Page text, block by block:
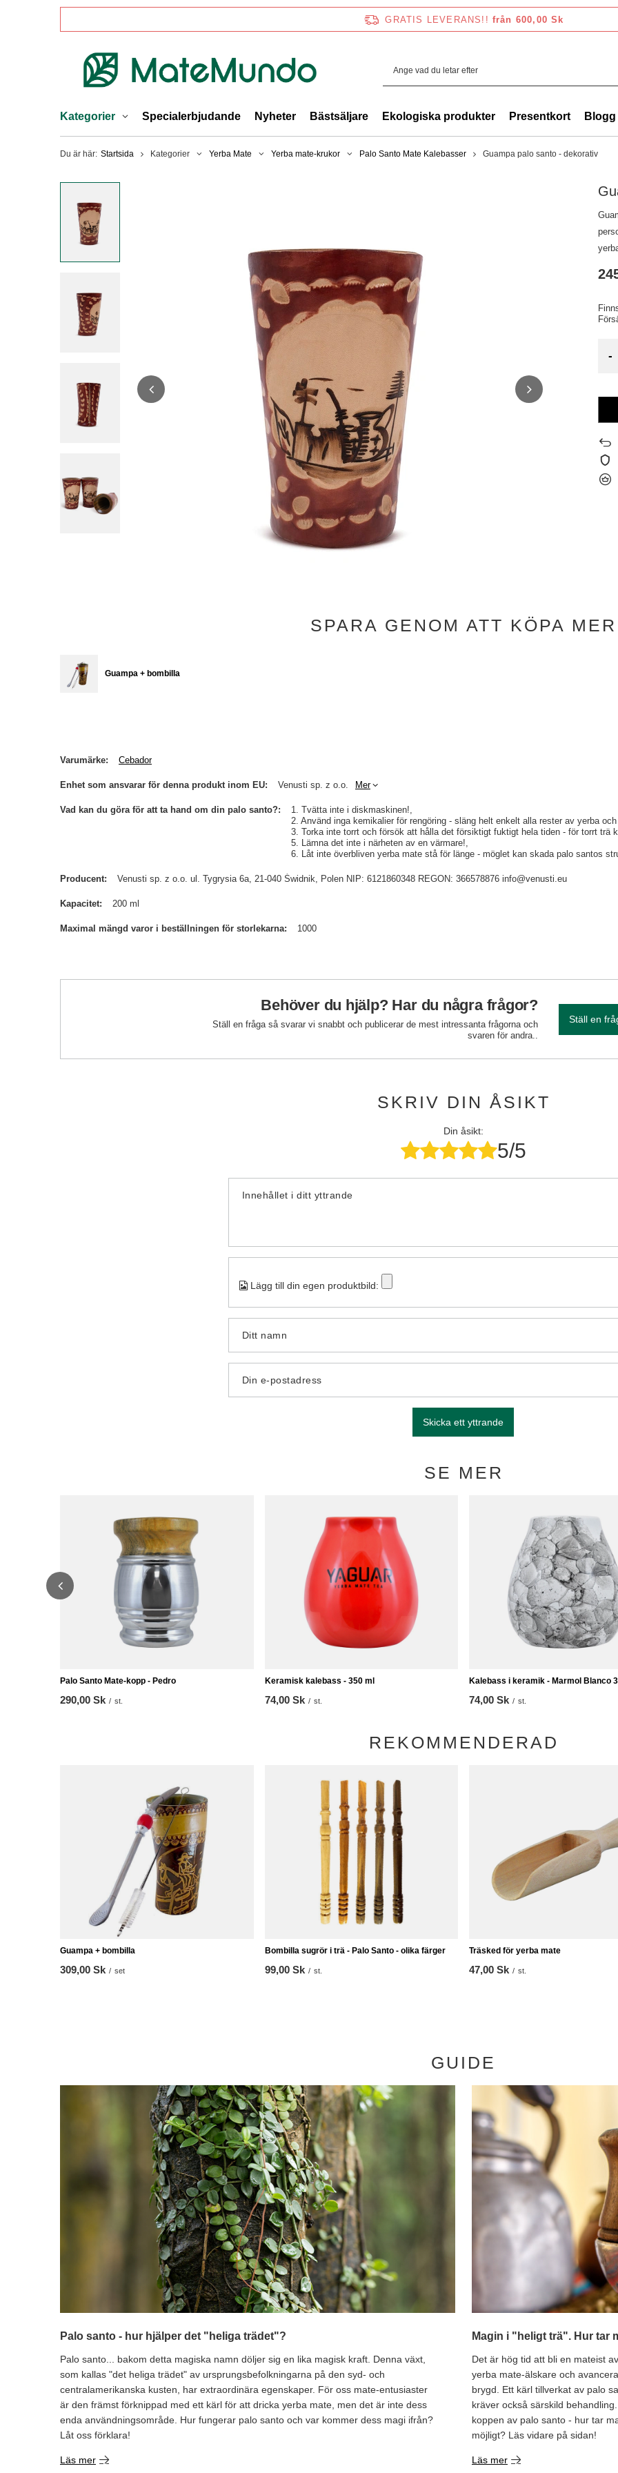
GRATIS LEVERANS!! från 600,00 Sk
Kategorier Specialerbjudande Nyheter Bästsäljare Ekologiska produkter Presentkort Blogg
Du är här: Startsida Kategorier Yerba Mate Yerba mate-krukor Palo Santo Mate Kalebasser Guampa palo santo - dekorativ
-
SPARA GENOM ATT KÖPA MER
Guampa + bombilla
Varumärke Cebador
Enhet som ansvarar för denna produkt inom EU Venusti sp. z o.o. Mer
Vad kan du göra för att ta hand om din palo santo?
1. Tvätta inte i diskmaskinen!
2. Använd inga kemikalier för rengöring - släng helt enkelt alla rester av yerba
3. Torka inte torrt och försök att hålla det försiktigt fuktigt hela tiden - för torrt trä
5. Lämna det inte i närheten av en värmare!
6. Låt inte överbliven yerba mate stå för länge - möglet kan skada palo santos
Producent Venusti sp. z o.o. ul. Tygrysia 6a, 21-040 Świdnik, Polen NIP: 6121860348 REGON: 366578876 info@venusti.eu
Kapacitet 200 ml
Maximal mängd varor i beställningen för storlekarna 1000
Behöver du hjälp? Har du några frågor?
Ställ en fråga så svarar vi snabbt och publicerar de mest intressanta frågorna och
svaren för andra..
Ställ en
SKRIV DIN ÅSIKT
Din åsikt:
5/5
Innehållet i ditt yttrande
Lägg till din egen produktbild:
Ditt namn
Din e-postadress
Skicka ett yttrande
SE MER
Palo Santo Mate-kopp - Pedro
290,00 Sk / st.
Keramisk kalebass - 350 ml
74,00 Sk / st.
Kalebass i keramik - Marmol Blanco
74,00 Sk / st.
REKOMMENDERAD
Guampa + bombilla
309,00 Sk / set
Bombilla sugrör i trä - Palo Santo - olika färger
99,00 Sk / st.
Träsked för yerba mate
47,00 Sk / st.
GUIDE
Palo santo - hur hjälper det "heliga trädet"?
Palo santo... bakom detta magiska namn döljer sig en lika magisk kraft. Denna växt,
som kallas "det heliga trädet" av ursprungsbefolkningarna på den syd- och
centralamerikanska kusten, har extraordinära egenskaper. För oss mate-entusiaster
är den främst förknippad med ett kärl för att dricka yerba mate, men det är inte dess
enda användningsområde. Hur fungerar palo santo och var kommer dess magi ifrån?
Låt oss förklara!
Läs mer
Magin i "heligt trä". Hur tar
Det är hög tid att bli en mateist
yerba mate-älskare och
brygd. Ett kärl tillverkat av palo
kräver också särskild
koppen av palo santo - hur tar
möjligt? Läs vidare på sidan!
Läs mer